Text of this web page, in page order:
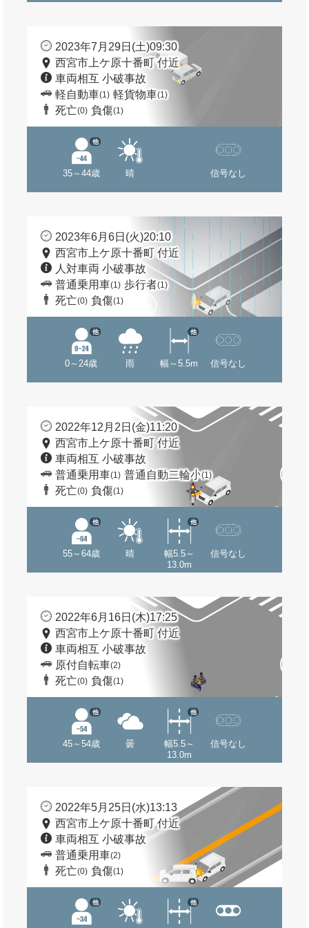
2023年7月29日(土)09:30
西宮市上ケ原十番町 付近
車両相互 小破事故
軽自動車(1) 軽貨物車(1)
死亡(0) 負傷(1)
35～44歳
他
晴 信号なし
2023年6月6日(火)20:10
西宮市上ケ原十番町 付近
人対車両 小破事故
普通乗用車(1) 歩行者(1)
死亡(0) 負傷(1)
0～24歳
他
雨 幅～5.5m
他
信号なし
2022年12月2日(金)11:20
西宮市上ケ原十番町 付近
車両相互 小破事故
普通乗用車(1) 普通自動二輪小(1)
死亡(0) 負傷(1)
55～64歳
他
晴
幅5.5～
13.0m
他
信号なし
2022年6月16日(木)17:25
西宮市上ケ原十番町 付近
車両相互 小破事故
原付自転車(2)
死亡(0) 負傷(1)
45～54歳
他
曇
幅5.5～
13.0m
他
信号なし
2022年5月25日(水)13:13
西宮市上ケ原十番町 付近
車両相互 小破事故
普通乗用車(2)
死亡(0) 負傷(1)
他 他